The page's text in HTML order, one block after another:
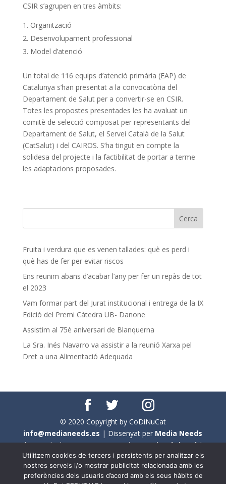
CSIR s’agrupen en tres àmbits:
Organització
Desenvolupament professional
Model d’atenció
Un total de 116 equips d’atenció primària (EAP) de
Catalunya s’han presentat a la convocatòria del
Departament de Salut per a convertir-se en CSIR.
Totes les propostes presentades les ha avaluat un
comitè de selecció composat per representants del
Departament de Salut, el Servei Català de la Salut
(CatSalut) i del CAIROS. S’ha tingut en compte la
solidesa del projecte i la factibilitat de portar a terme
les adaptacions proposades.
Fruita i verdura que es venen tallades: què es perd i
què has de fer per evitar riscos
Ens reunim abans d’acabar l’any per fer un repàs de tot
el 2023
Vam formar part del Jurat institucional i entrega de la IX
Edició del Premi Càtedra UB- Danone
Assistim al 75è aniversari de Blanquerna
La Sra. Inés Navarro va assistir a la reunió Xarxa pel
Dret a una Alimentació Adequada
© 2020 Copyright by CoDiNuCat
info@medianeeds.es | Dissenyat per Media Needs
| Tots els drets reservats aCoDiNuCat |Avís legal|
Avís per cookies
En aquest web s'ha tingut en compte l'ús no sexista del
Utilitzem cookies de tercers i persistents per analitzar els
nostres serveis i/o mostrar publicitat relacionada amb les
preferències dels usuaris d’acord amb els seus hàbits de